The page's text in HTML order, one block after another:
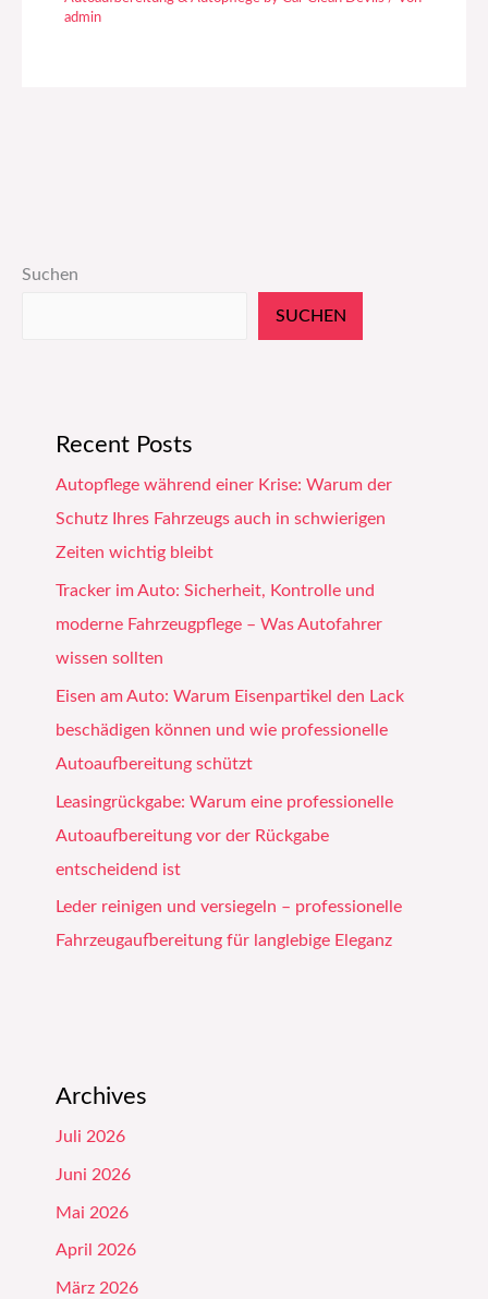
admin
Suchen
SUCHEN
Recent Posts
Autopflege während einer Krise: Warum der
Schutz Ihres Fahrzeugs auch in schwierigen
Zeiten wichtig bleibt
Tracker im Auto: Sicherheit, Kontrolle und
moderne Fahrzeugpflege – Was Autofahrer
wissen sollten
Eisen am Auto: Warum Eisenpartikel den Lack
beschädigen können und wie professionelle
Autoaufbereitung schützt
Leasingrückgabe: Warum eine professionelle
Autoaufbereitung vor der Rückgabe
entscheidend ist
Leder reinigen und versiegeln – professionelle
Fahrzeugaufbereitung für langlebige Eleganz
Archives
Juli 2026
Juni 2026
Mai 2026
April 2026
März 2026